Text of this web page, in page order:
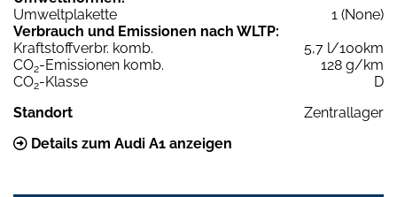
Umweltplakette
1 (None)
Verbrauch und Emissionen nach WLTP:
Kraftstoffverbr. komb.
5,7 l/100km
CO2-Emissionen komb.
128 g/km
CO2-Klasse
D
Standort
Zentrallager
Details zum Audi A1 anzeigen